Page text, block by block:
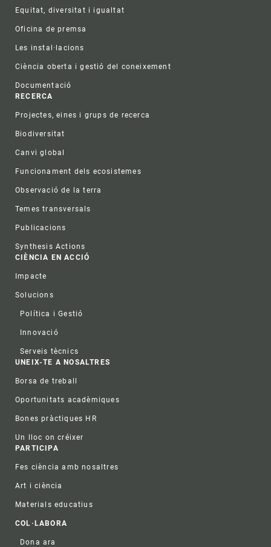
Equitat, diversitat i igualtat
Oficina de premsa
Les instal·lacions
Ciència oberta i gestió del coneixement
Documentació
RECERCA
Projectes, eines i grups de recerca
Biodiversitat
Canvi global
Funcionament dels ecosistemes
Observació de la terra
Temes transversals
Publicacions
Synthesis Actions
CIÈNCIA EN ACCIÓ
Impacte
Solucions
Política i Gestió
Innovació
Serveis tècnics
UNEIX-TE A NOSALTRES
Borsa de treball
Oportunitats acadèmiques
Bones pràctiques HR
Un lloc on créixer
PARTICIPA
Fes ciència amb nosaltres
Art i ciència
Materials educatius
COL·LABORA
Dona ara